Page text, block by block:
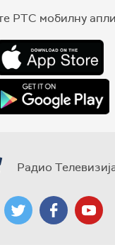
РТС мобилну
Радио